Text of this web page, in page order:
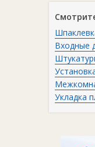
Входные
Укладка